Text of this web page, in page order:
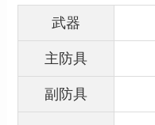
武器
主防具
副防具